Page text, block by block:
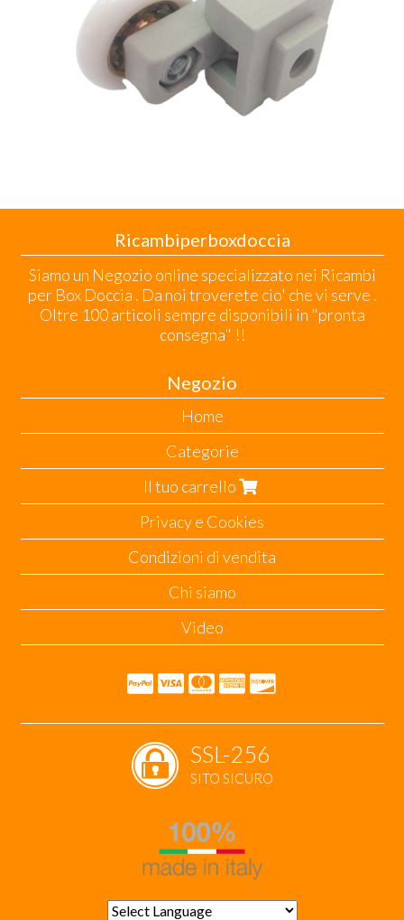
Ricambiperboxdoccia
Siamo un Negozio online specializzato nei Ricambi
per Box Doccia . Da noi troverete cio' che vi serve .
Oltre 100 articoli sempre disponibili in "pronta
consegna" !!
Negozio
Home
Categorie
Il tuo carrello
Privacy e Cookies
Condizioni di vendita
Chi siamo
Video
SSL-256
SITO SICURO